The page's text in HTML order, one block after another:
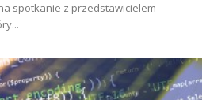
spotkanie z przedstawicielem